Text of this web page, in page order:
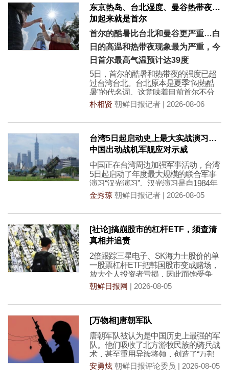
东京热岛、台北湿度、曼谷热带夜…
加起来就是首尔
首尔的酷暑比台北和曼谷更严重…白
日的高温和热带夜现象最为严重，今
日首尔最高气温预计达39度
5日，首尔的酷暑和热带夜的强度已超
过台湾台北。台北原本是夏季“闷热酷
暑”的代名词。这意味着目前首尔不分
昼夜的酷热异常严重
朴相贤 朝鲜日报记者 | 2026-08-06
台湾5日起启动史上最大实战演习…
中国出动战机军舰应对示威
中国正在台湾周边加强军事活动，台湾
5日起启动了年度最大规模的联合军事
演习“汉光演习”。汉光演习是自1984年
起每年举行的
金秀琼 朝鲜日报记者 | 2026-08-05
[社论]搞崩股市的杠杆ETF，须查清
真相并追责
2倍跟踪三星电子、SK海力士股价的单
一股票杠杆ETF把韩国股市变成赌场，
放大个人投资者亏损，因此而饱受争
议。5月27日该
朝鲜日报网 | 2026-08-05
[万物相]唐朝军队
唐朝军队被认为是中国历史上最强的军
队。他们吸收了北方游牧民族的骑兵战
术，甚至重用异族将领，创造了“万邦
来朝”这一说法，意
安勇炫 朝鲜日报评论委员 | 2026-08-05